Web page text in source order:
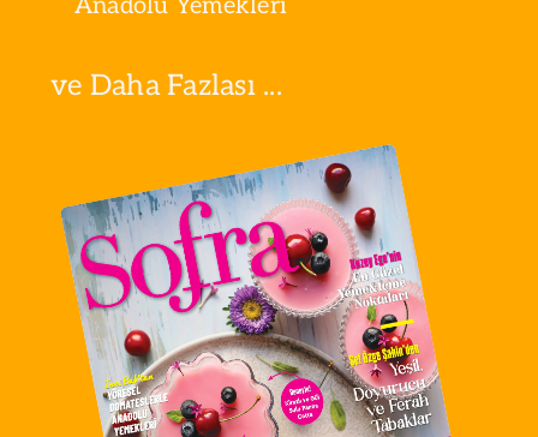
Anadolu Yemekleri
ve Daha Fazlası ...